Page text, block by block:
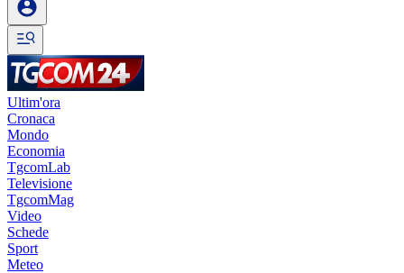
Ultim'ora
Cronaca
Mondo
Economia
TgcomLab
Televisione
TgcomMag
Video
Schede
Sport
Meteo